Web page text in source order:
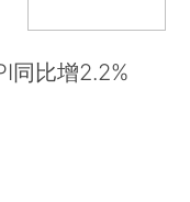
同比增2.2%